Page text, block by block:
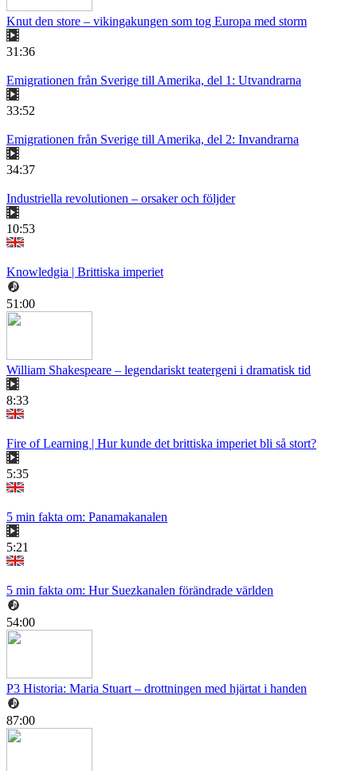
Knut den store – vikingakungen som tog Europa med storm
31:36
Emigrationen från Sverige till Amerika, del 1: Utvandrarna
33:52
Emigrationen från Sverige till Amerika, del 2: Invandrarna
34:37
Industriella revolutionen – orsaker och följder
10:53
Knowledgia | Brittiska imperiet
51:00
William Shakespeare – legendariskt teatergeni i dramatisk tid
8:33
Fire of Learning | Hur kunde det brittiska imperiet bli så stort?
5:35
5 min fakta om: Panamakanalen
5:21
5 min fakta om: Hur Suezkanalen förändrade världen
54:00
P3 Historia: Maria Stuart – drottningen med hjärtat i handen
87:00